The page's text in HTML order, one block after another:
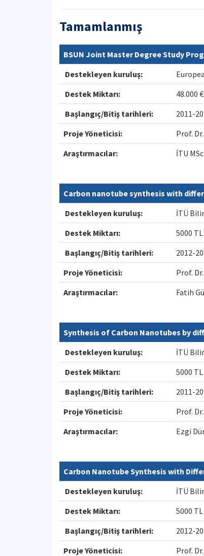
Tamamlanmış
BSUN Joint Master Degree Study
Destekleyen kuruluş:
Destek Miktarı:
48.000 €
Başlangıç/Bitiş tarihleri:
2011-
Proje Yöneticisi:
Prof.
Araştırmacılar:
İTU
Carbon nanotube synthesis with
Destekleyen kuruluş:
İTÜ
Destek Miktarı:
5000 TL
Başlangıç/Bitiş tarihleri:
2012-
Proje Yöneticisi:
Prof.
Araştırmacılar:
Fatih
Synthesis of Carbon Nanotubes by
Destekleyen kuruluş:
İTÜ
Destek Miktarı:
5000 TL
Başlangıç/Bitiş tarihleri:
2011-
Proje Yöneticisi:
Prof.
Araştırmacılar:
Ezgi
Carbon Nanotube Synthesis with
Destekleyen kuruluş:
İTÜ
Destek Miktarı:
5000 TL
Başlangıç/Bitiş tarihleri:
2012-
Proje Yöneticisi:
Prof.